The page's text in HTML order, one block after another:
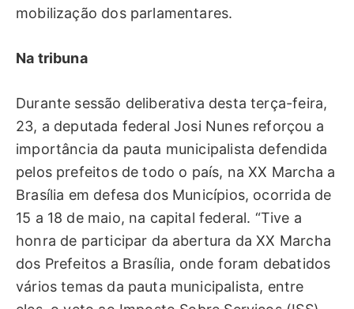
mobilização dos parlamentares.
Na tribuna
Durante sessão deliberativa desta terça-feira,
23, a deputada federal Josi Nunes reforçou a
importância da pauta municipalista defendida
pelos prefeitos de todo o país, na XX Marcha a
Brasília em defesa dos Municípios, ocorrida de
15 a 18 de maio, na capital federal. “Tive a
honra de participar da abertura da XX Marcha
dos Prefeitos a Brasília, onde foram debatidos
vários temas da pauta municipalista, entre